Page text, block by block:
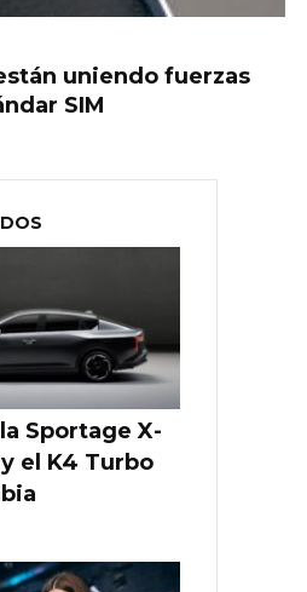
uniendo fuerzas
SIM
Sportage X-
el K4 Turbo